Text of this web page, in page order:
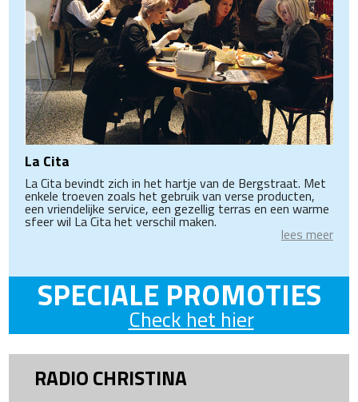
La Cita
La Cita bevindt zich in het hartje van de Bergstraat. Met
enkele troeven zoals het gebruik van verse producten,
een vriendelijke service, een gezellig terras en een warme
sfeer wil La Cita het verschil maken.
lees meer
SPECIALE PROMOTIES
Check het hier
RADIO CHRISTINA